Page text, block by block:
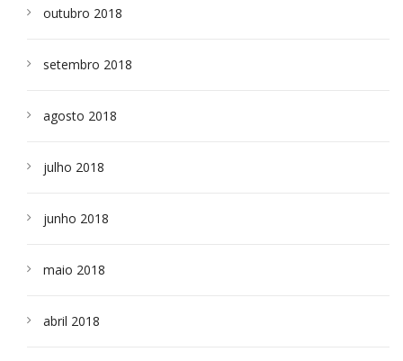
outubro 2018
setembro 2018
agosto 2018
julho 2018
junho 2018
maio 2018
abril 2018